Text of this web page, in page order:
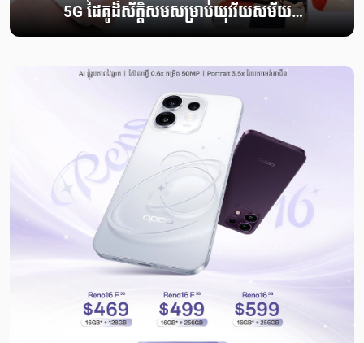
5G ដៃគូដ៏ស័ក្តិសមសម្រាប់យុវវ័យសម័យថ្មី
និងការកម្សាន្តគ្មានដែនកំណត់